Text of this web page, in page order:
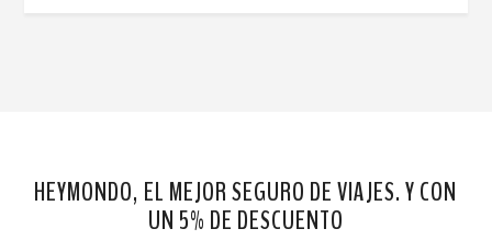
HEYMONDO, EL MEJOR SEGURO DE VIAJES. Y CON
UN 5% DE DESCUENTO